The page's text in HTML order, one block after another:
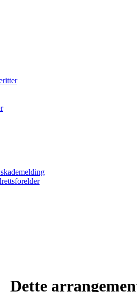
Dette